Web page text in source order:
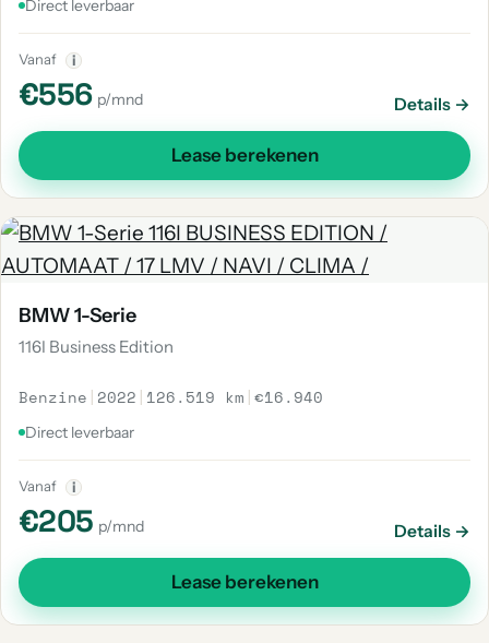
Direct leverbaar
Vanaf i
€556 p/mnd Details →
Lease berekenen
BMW 1-Serie
116I Business Edition
Benzine | 2022 | 126.519 km |€16.940
Direct leverbaar
Vanaf i
€205 p/mnd Details →
Lease berekenen